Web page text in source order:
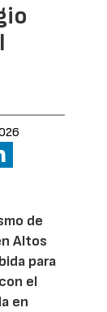
de
Altos
para
el
en